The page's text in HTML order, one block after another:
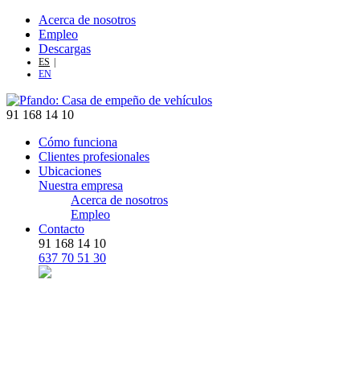
Acerca de nosotros
Empleo
Descargas
ES
EN
91 168 14 10
Cómo funciona
Clientes profesionales
Ubicaciones
Nuestra empresa
Acerca de nosotros
Empleo
Contacto
91 168 14 10
637 70 51 30